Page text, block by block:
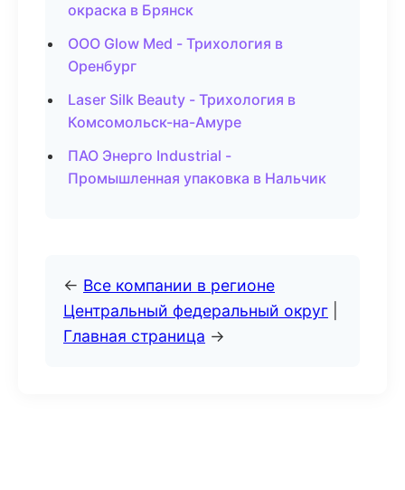
окраска в Брянск
ООО Glow Med - Трихология в
Оренбург
Laser Silk Beauty - Трихология в
Комсомольск-на-Амуре
ПАО Энерго Industrial -
Промышленная упаковка в Нальчик
← Все компании в регионе
Центральный федеральный округ
Главная страница →